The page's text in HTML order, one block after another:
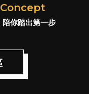
你踏出第一步